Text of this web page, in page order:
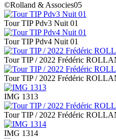
©Rolland & Associes05
Tour TIP Pdv3 Nuit 01
Tour TIP Pdv4 Nuit 01
Tour TIP / 2022 Frédéric
Tour TIP / 2022 Frédéric
IMG 1313
Tour TIP / 2022 Frédéric
IMG 1314